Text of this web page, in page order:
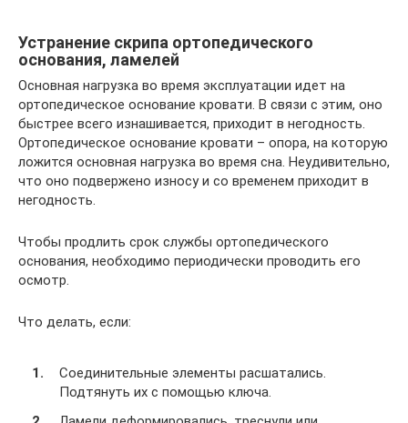
Устранение скрипа ортопедического
основания, ламелей
Основная нагрузка во время эксплуатации идет на
ортопедическое основание кровати. В связи с этим, оно
быстрее всего изнашивается, приходит в негодность.
Ортопедическое основание кровати – опора, на которую
ложится основная нагрузка во время сна. Неудивительно,
что оно подвержено износу и со временем приходит в
негодность.
Чтобы продлить срок службы ортопедического
основания, необходимо периодически проводить его
осмотр.
Что делать, если:
Соединительные элементы расшатались.
Подтянуть их с помощью ключа.